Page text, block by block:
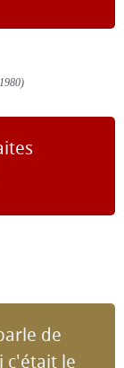
de
c'était le